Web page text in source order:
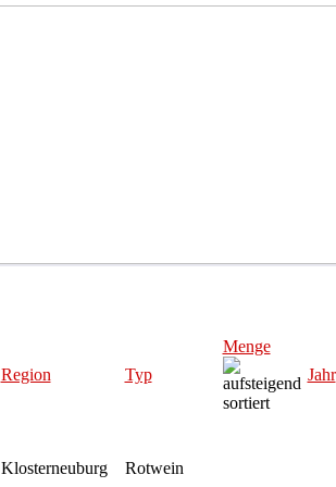
Region Typ
Menge
Jahr
Klosterneuburg Rotwein